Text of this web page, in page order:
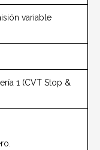
variable
1 (CVT Stop &